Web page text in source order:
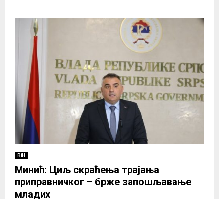
BiH
Минић: Циљ скраћења трајања
приправничког – брже запошљавање
младих